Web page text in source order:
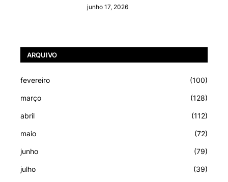
junho 17, 2026
ARQUIVO
fevereiro (100)
março (128)
abril (112)
maio (72)
junho (79)
julho (39)